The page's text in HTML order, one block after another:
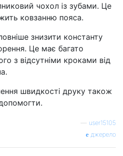
чохол із зубами. Це
ковзанню пояса.
знизити константу
Це має багато
з відсутніми кроками від
швидкості друку також
user15105
джерело